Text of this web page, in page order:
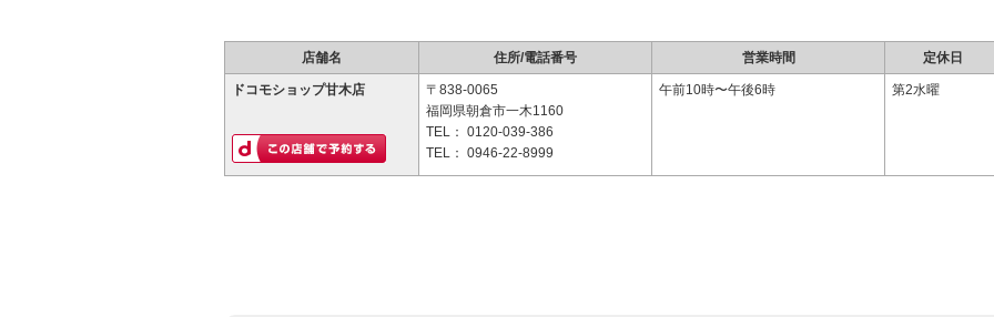
店舗名 住所/電話番号 営業時間 定休日
ドコモショップ甘木店
〒838-0065
福岡県朝倉市一木1160
TEL： 0120-039-386
TEL： 0946-22-8999
午前10時〜午後6時 第2水曜